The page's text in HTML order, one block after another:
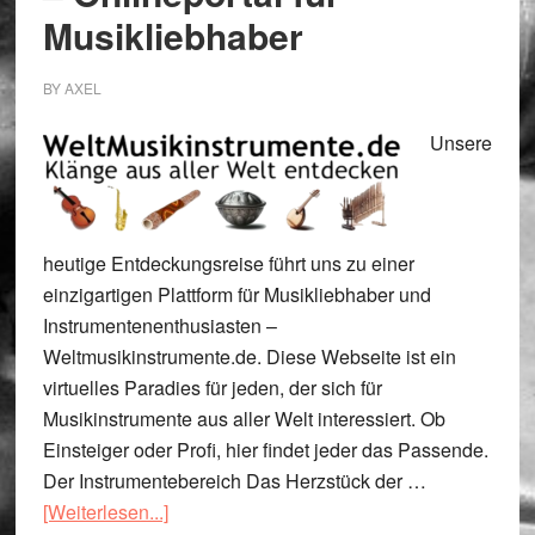
Musikliebhaber
BYAXEL
Unsere
heutige Entdeckungsreise führt uns zu einer
einzigartigen Plattform für Musikliebhaber und
Instrumentenenthusiasten –
Weltmusikinstrumente.de. Diese Webseite ist ein
virtuelles Paradies für jeden, der sich für
Musikinstrumente aus aller Welt interessiert. Ob
Einsteiger oder Profi, hier findet jeder das Passende.
Der Instrumentebereich Das Herzstück der …
[Weiterlesen...]ÜberWeltmusikinstrumente.de